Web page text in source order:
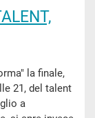
la finale,
21, del talent
a